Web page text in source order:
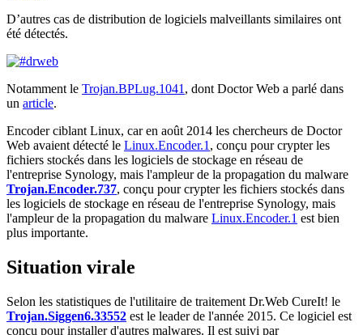
D’autres cas de distribution de logiciels malveillants similaires ont
été détectés.
Notamment le Trojan.BPLug.1041 , dont Doctor Web a parlé dans
un article.
Encoder ciblant Linux, car en août 2014 les chercheurs de Doctor
Web avaient détecté le Linux.Encoder.1 , conçu pour crypter les
fichiers stockés dans les logiciels de stockage en réseau de
l'entreprise Synology, mais l'ampleur de la propagation du malware
Trojan.Encoder.737, conçu pour crypter les fichiers stockés dans
les logiciels de stockage en réseau de l'entreprise Synology, mais
l'ampleur de la propagation du malware Linux.Encoder.1 est bien
plus importante.
Situation virale
Selon les statistiques de l'utilitaire de traitement Dr.Web CureIt! le
Trojan.Siggen6.33552 est le leader de l'année 2015. Ce logiciel est
conçu pour installer d'autres malwares. Il est suivi par